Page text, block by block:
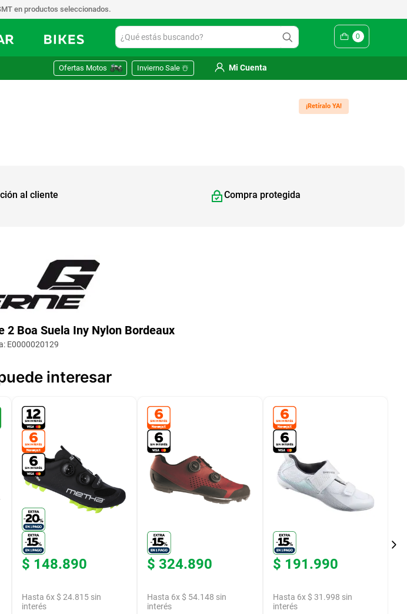
en productos seleccionados.
¿Qué estás buscando? 0
Ofertas Motos Invierno Sale ☃️ Mi Cuenta
¡Retíralo YA!
al cliente Compra protegida
2 Boa Suela Iny Nylon Bordeaux
: E0000020129
interesar
$ 148.890
Hasta 6x $ 24.815sin
interés
$ 324.890
Hasta 6x $ 54.148 sin
interés
$ 191.990
Hasta 6x $ 31 .998 sin
interés